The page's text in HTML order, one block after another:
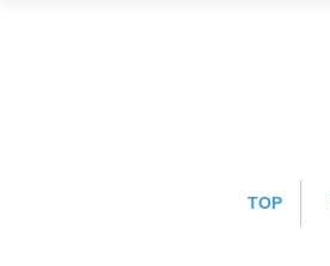
TOP